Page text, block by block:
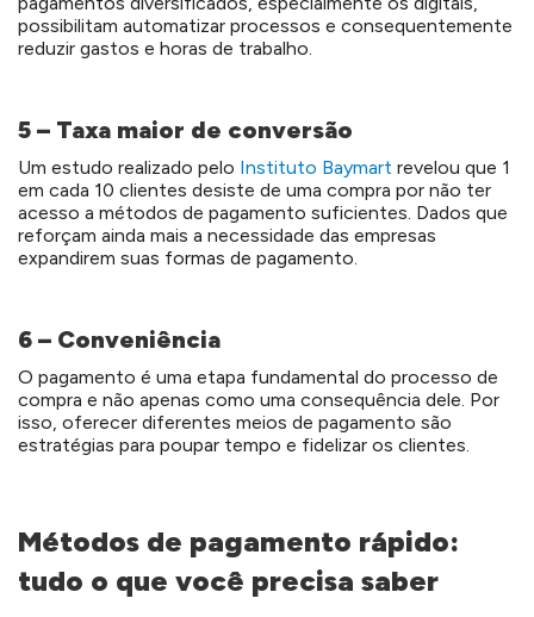
possibilitam automatizar processos e consequentemente
reduzir gastos e horas de trabalho.
5 – Taxa maior de conversão
Um estudo realizado pelo Instituto Baymart revelou que 1
em cada 10 clientes desiste de uma compra por não ter
acesso a métodos de pagamento suficientes. Dados que
reforçam ainda mais a necessidade das empresas
expandirem suas formas de pagamento.
6 – Conveniência
O pagamento é uma etapa fundamental do processo de
compra e não apenas como uma consequência dele. Por
isso, oferecer diferentes meios de pagamento são
estratégias para poupar tempo e fidelizar os clientes.
Métodos de pagamento rápido:
tudo o que você precisa saber